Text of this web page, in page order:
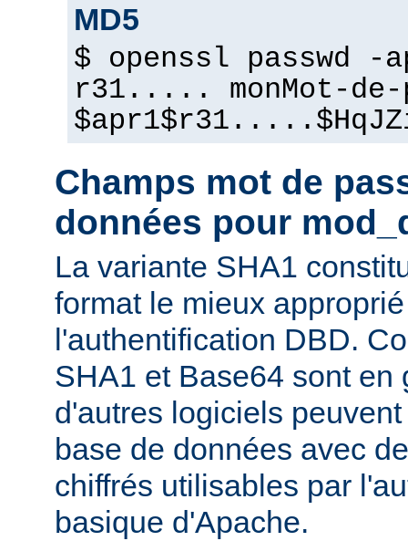
MD5
$ openssl passwd
r31..... monMot-de-
Champs mot de
données pour
La variante SHA1
format le mieux
l'authentification DBD.
SHA1 et Base64 sont en
d'autres logiciels
base de données avec
chiffrés utilisables par
basique d'Apache.